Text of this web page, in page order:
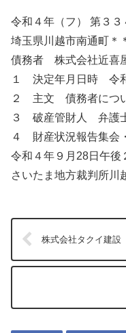
令和４年（フ） 第３３
埼玉県川越市南通町＊
債務者 株式会社近喜
１ 決定年月日時 令
２ 主文 債務者につい
３ 破産管財人 弁護
４ 財産状況報告集会
令和４年９月28日午後
さいたま地方裁判所川
株式会社タクイ建設